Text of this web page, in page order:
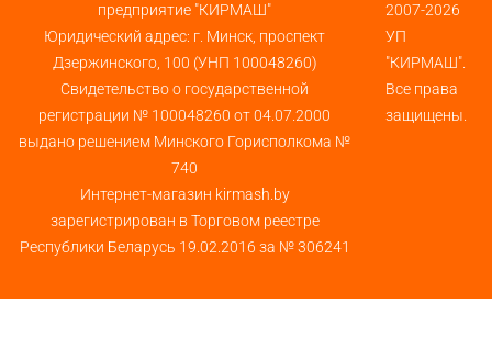
предприятие "КИРМАШ"
Юридический адрес: г. Минск, проспект
Дзержинского, 100 (УНП 100048260)
Свидетельство о государственной
регистрации № 100048260 от 04.07.2000
выдано решением Минского Горисполкома №
740
Интернет-магазин kirmash.by
зарегистрирован в Торговом реестре
Республики Беларусь 19.02.2016 за № 306241
2007-2026
УП
"КИРМАШ".
Все права
защищены.